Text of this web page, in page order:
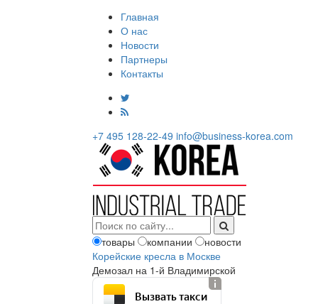
Главная
О нас
Новости
Партнеры
Контакты
+7 495 128-22-49 info@business-korea.com
товары компании
новости
Корейские кресла в Москве
Демозал на 1-й Владимирской
Вызвать такси